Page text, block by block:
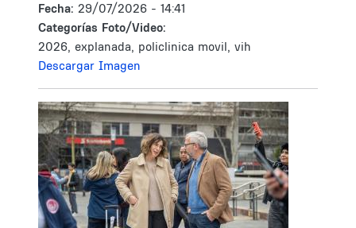
Fecha: 29/07/2026 - 14:41
Categorías Foto/Video:
2026, explanada, policlinica movil, vih
Descargar Imagen